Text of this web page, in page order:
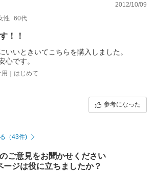
2012/10/09
性 60代
！！
いいときいてこちらを購入しました。
心です。
｜はじめて
参考になった
（43件)
ご意見をお聞かせください
ージは役に立ちましたか？